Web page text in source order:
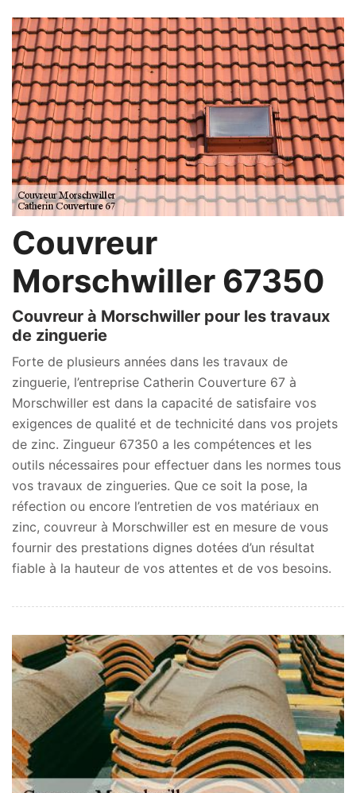
Couvreur
Morschwiller 67350
Couvreur à Morschwiller pour les travaux
de zinguerie
Forte de plusieurs années dans les travaux de
zinguerie, l’entreprise Catherin Couverture 67 à
Morschwiller est dans la capacité de satisfaire vos
exigences de qualité et de technicité dans vos projets
de zinc. Zingueur 67350 a les compétences et les
outils nécessaires pour effectuer dans les normes tous
vos travaux de zingueries. Que ce soit la pose, la
réfection ou encore l’entretien de vos matériaux en
zinc, couvreur à Morschwiller est en mesure de vous
fournir des prestations dignes dotées d’un résultat
fiable à la hauteur de vos attentes et de vos besoins.